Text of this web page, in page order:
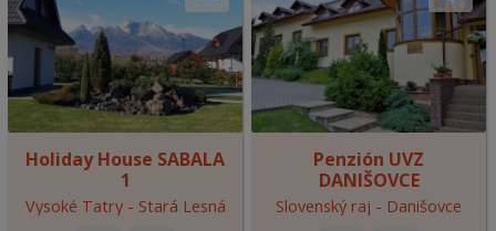
Holiday House SABALA
1
Vysoké Tatry - Stará Lesná
Penzión UVZ
DANIŠOVCE
Slovenský raj - Danišovce